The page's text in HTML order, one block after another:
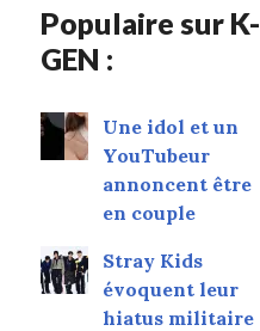
Populaire sur K-
GEN :
Une idol et un
YouTubeur
annoncent être
en couple
Stray Kids
évoquent leur
hiatus militaire